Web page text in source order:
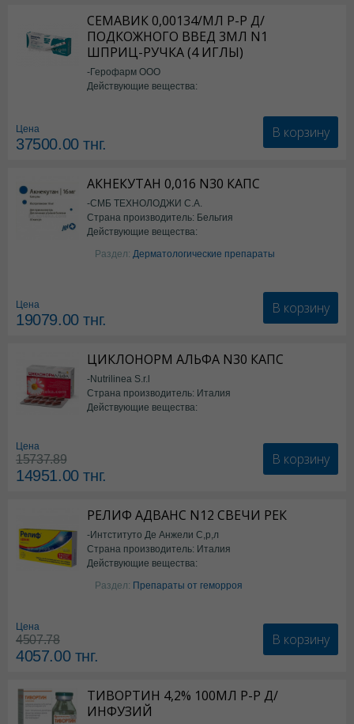
СЕМАВИК 0,00134/МЛ Р-Р Д/
ПОДКОЖНОГО ВВЕД 3МЛ N1
ШПРИЦ-РУЧКА (4 ИГЛЫ)
-Герофарм ООО
Действующие вещества:
Цена
37500.00тнг.
В корзину
АКНЕКУТАН 0,016 N30 КАПС
-СМБ ТЕХНОЛОДЖИ С.А.
Страна производитель: Бельгия
Действующие вещества:
Изотретиноин
Раздел: Дерматологические препараты
Цена
19079.00тнг.
В корзину
ЦИКЛОНОРМ АЛЬФА N30 КАПС
-Nutrilinea S.r.l
Страна производитель: Италия
Действующие вещества:
Цена
15737.89
14951.00тнг.
В корзину
РЕЛИФ АДВАНС N12 СВЕЧИ РЕК
-Интституто Де Анжели С,р,л
Страна производитель: Италия
Действующие вещества:
Бензокаин
Раздел: Препараты от геморроя
Цена
4507.78
4057.00тнг.
В корзину
ТИВОРТИН 4,2% 100МЛ Р-Р Д/
ИНФУЗИЙ